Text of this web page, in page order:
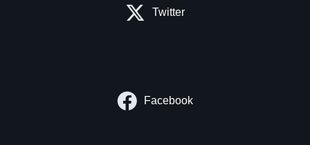
Twitter
Facebook